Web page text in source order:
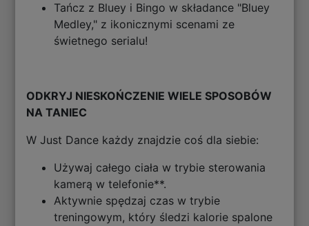
Tańcz z Bluey i Bingo w składance "Bluey
Medley," z ikonicznymi scenami ze
świetnego serialu!
ODKRYJ NIESKOŃCZENIE WIELE SPOSOBÓW
NA TANIEC
W Just Dance każdy znajdzie coś dla siebie:
Używaj całego ciała w trybie sterowania
kamerą w telefonie**.
Aktywnie spędzaj czas w trybie
treningowym, który śledzi kalorie spalone